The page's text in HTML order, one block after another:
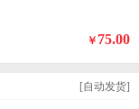
￥ 75.00
[自动发货]